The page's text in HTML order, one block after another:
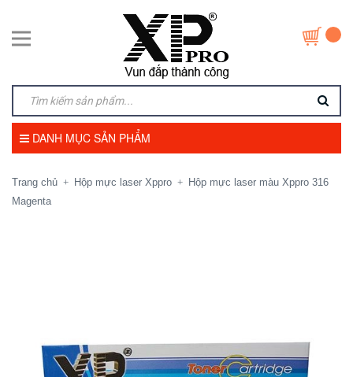
DANH MỤC SẢN PHẨM
Trang chủ + Hộp mực laser Xppro +
Hộp mực laser màu Xppro 316
Magenta